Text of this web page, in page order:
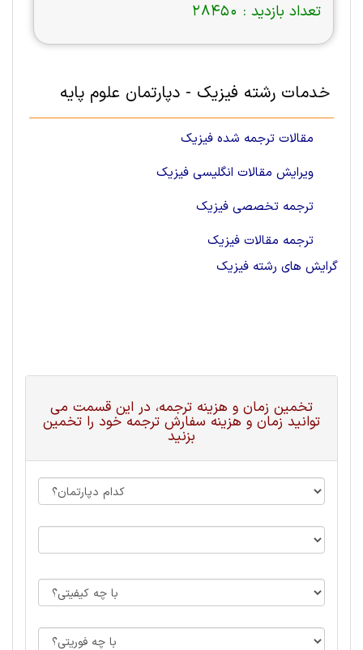
تعداد بازدید : 28450
خدمات رشته فیزیک - دپارتمان علوم پايه
مقالات ترجمه شده فیزیک
ویرایش مقالات انگلیسی فیزیک
ترجمه تخصصی فیزیک
ترجمه مقالات فیزیک
گرایش های رشته فیزیک
تخمین زمان و هزینه ترجمه، در این قسمت می
توانید زمان و هزینه سفارش ترجمه خود را تخمین
بزنید